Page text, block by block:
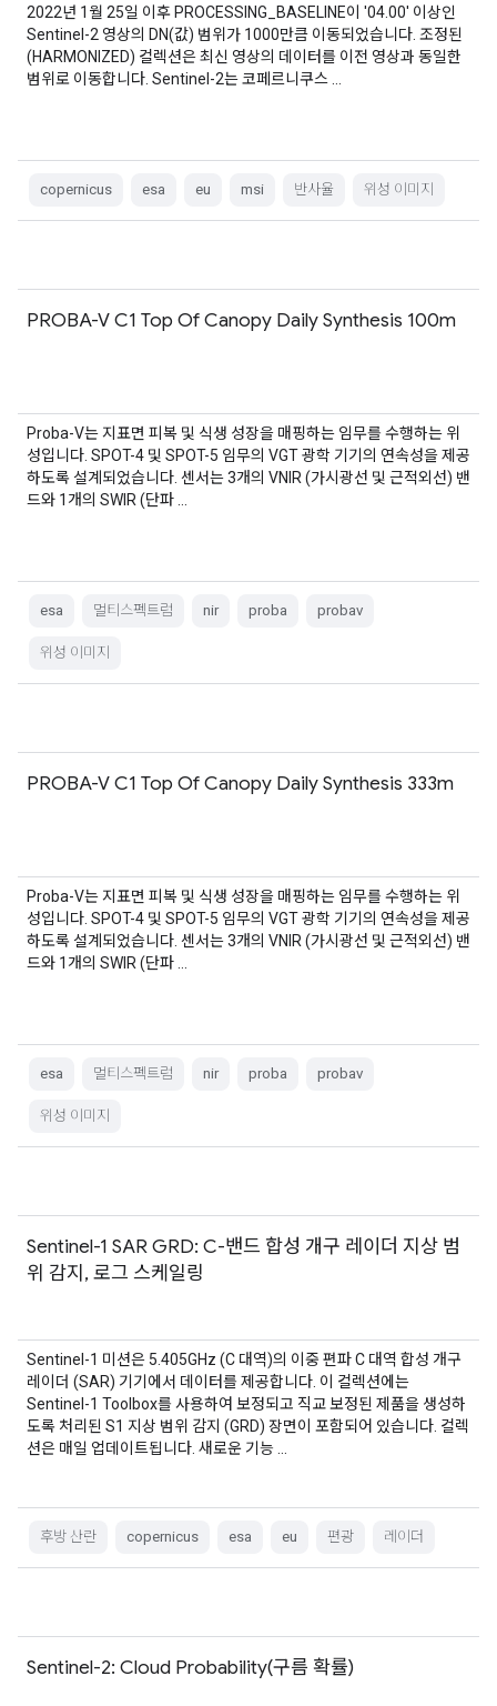
2022년 1월 25일 이후 PROCESSING_BASELINE이 '04.00' 이상인
Sentinel-2 영상의 DN(값) 범위가 1000만큼 이동되었습니다. 조정된
(HARMONIZED) 컬렉션은 최신 영상의 데이터를 이전 영상과 동일한
범위로 이동합니다. Sentinel-2는 코페르니쿠스 …
copernicus esa eu msi 반사율 위성 이미지
PROBA-V C1 Top Of Canopy Daily Synthesis 100m
Proba-V는 지표면 피복 및 식생 성장을 매핑하는 임무를 수행하는 위
성입니다. SPOT-4 및 SPOT-5 임무의 VGT 광학 기기의 연속성을 제공
하도록 설계되었습니다. 센서는 3개의 VNIR (가시광선 및 근적외선) 밴
드와 1개의 SWIR (단파 …
esa 멀티스펙트럼 nir proba probav
위성 이미지
PROBA-V C1 Top Of Canopy Daily Synthesis 333m
Proba-V는 지표면 피복 및 식생 성장을 매핑하는 임무를 수행하는 위
성입니다. SPOT-4 및 SPOT-5 임무의 VGT 광학 기기의 연속성을 제공
하도록 설계되었습니다. 센서는 3개의 VNIR (가시광선 및 근적외선) 밴
드와 1개의 SWIR (단파 …
esa 멀티스펙트럼 nir proba probav
위성 이미지
Sentinel-1 SAR GRD: C-밴드 합성 개구 레이더 지상 범
위 감지, 로그 스케일링
Sentinel-1 미션은 5.405GHz (C 대역)의 이중 편파 C 대역 합성 개구
레이더 (SAR) 기기에서 데이터를 제공합니다. 이 컬렉션에는
Sentinel-1 Toolbox를 사용하여 보정되고 직교 보정된 제품을 생성하
도록 처리된 S1 지상 범위 감지 (GRD) 장면이 포함되어 있습니다. 컬렉
션은 매일 업데이트됩니다. 새로운 기능 …
후방 산란 copernicus esa eu 편광 레이더
Sentinel-2: Cloud Probability(구름 확률)